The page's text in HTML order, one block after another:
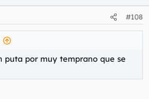
#108
puta por muy temprano que se